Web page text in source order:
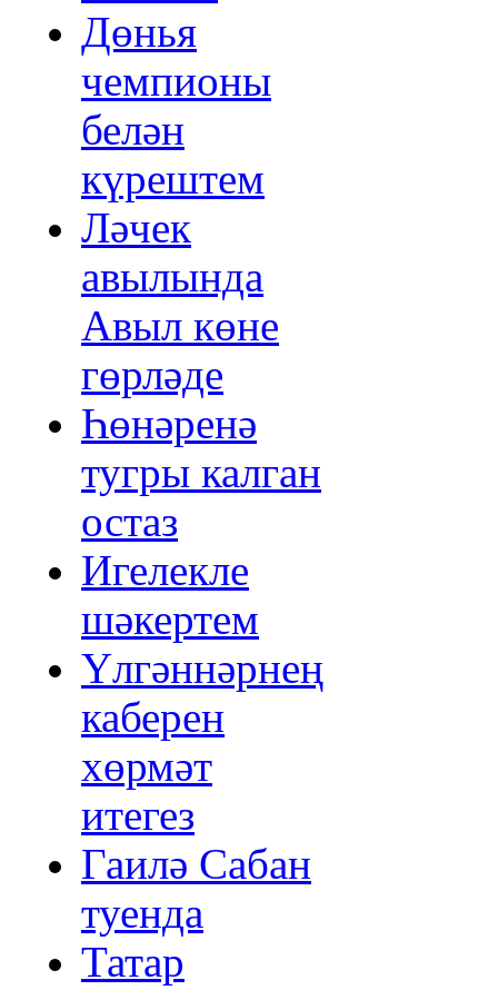
Дөнья
чемпионы
белән
күрештем
Ләчек
авылында
Авыл көне
гөрләде
Һөнәренә
тугры калган
остаз
Игелекле
шәкертем
Үлгәннәрнең
каберен
хөрмәт
итегез
Гаилә Сабан
туенда
Татар